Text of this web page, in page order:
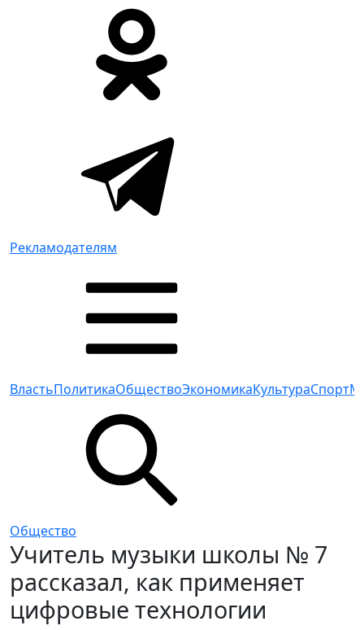
Рекламодателям
ВластьПолитикаОбществоЭкономикаКультураСпорт
Общество
Учитель музыки школы № 7
рассказал, как применяет
цифровые технологии